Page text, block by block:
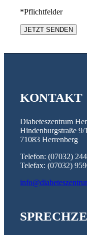
*Pflichtfelder
KONTAKT
Diabeteszentrum
Hindenburgstraße 9/1
71083 Herrenberg
Telefon: (07032)
Telefax: (07032)